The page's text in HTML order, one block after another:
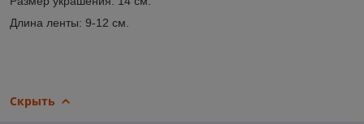
Длина ленты: 9-12 см.
Скрыть